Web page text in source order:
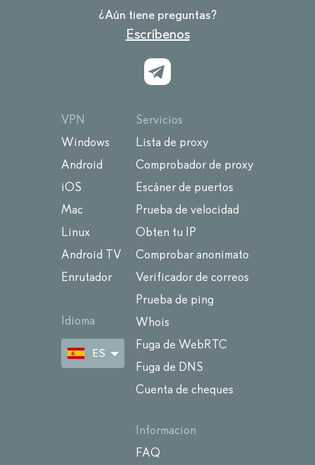
¿Aún tiene preguntas?
Escríbenos
VPN
Windows
Android
iOS
Mac
Linux
Android TV
Enrutador
Idioma
ES
Servicios
Lista de proxy
Comprobador de proxy
Escáner de puertos
Prueba de velocidad
Obten tu IP
Comprobar anonimato
Verificador de correos
Prueba de ping
Whois
Fuga de WebRTC
Fuga de DNS
Cuenta de cheques
Informacion
FAQ